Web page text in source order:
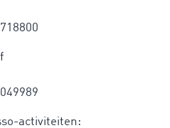
activiteiten: